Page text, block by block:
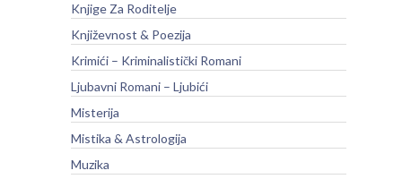
Knjige Za Roditelje
Književnost & Poezija
Krimići – Kriminalistički Romani
Ljubavni Romani – Ljubići
Misterija
Mistika & Astrologija
Muzika